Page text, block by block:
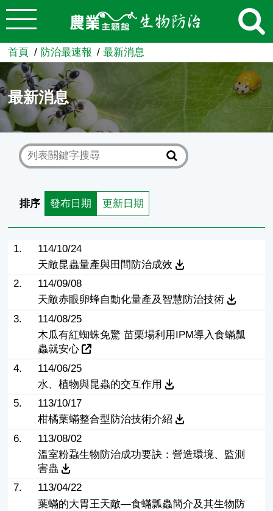
跳到主要內容
農業知識入口網
首頁 防治最速報 最新消息
最新消息
排序 發布日期 更新日期
1.
114/10/24
天敵昆蟲量產與田間防治成效
2.
114/09/08
天敵赤眼卵蜂自動化量產及智慧防治技術
3.
114/08/25
木瓜有紅蜘蛛免驚 苗栗場利用IPM導入食蟎瓢
蟲就安心
4.
114/06/25
水、植物與昆蟲的交互作用
5.
113/10/17
柑橘葉蟎整合型防治技術介紹
6.
113/08/02
溫室粉蝨生物防治成功要訣：營造環境、監測
害蟲
7.
113/04/22
葉蟎的大胃王天敵—食蟎瓢蟲簡介及其生物防